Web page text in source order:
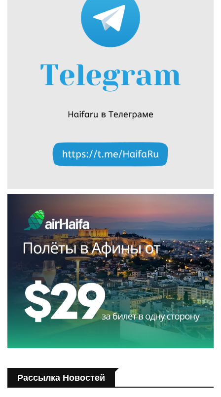
Рассылка Новостей